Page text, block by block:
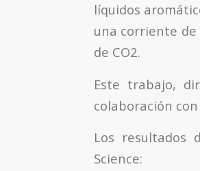
líquidos
una corriente
de CO2.
Este trabajo,
colaboración
Los resultados
Science: